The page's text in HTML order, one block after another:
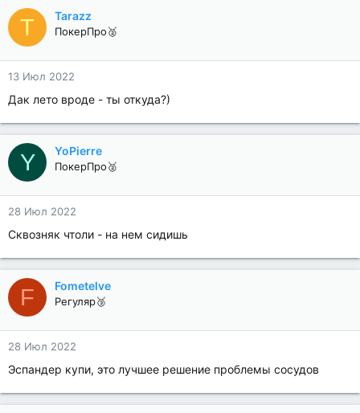
T Tarazz
ПокерПро🥈
13 Июл 2022
Дак лето вроде - ты откуда?)
Y YoPierre
ПокерПро🥈
28 Июл 2022
Сквозняк чтоли - на нем сидишь
F Fometelve
Регуляр🥉
28 Июл 2022
Эспандер купи, это лучшее решение проблемы сосудов